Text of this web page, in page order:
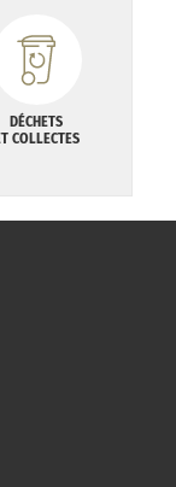
DÉCHETS
COLLECTES